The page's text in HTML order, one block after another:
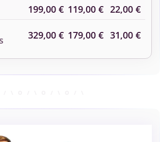
199,00 € 119,00 € 22,00 €
329,00 € 179,00 € 31,00 €